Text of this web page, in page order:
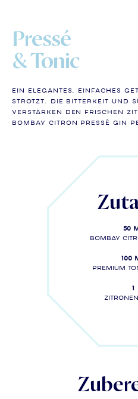
Pressé
& Tonic
Ein elegantes, einfaches
strotzt. Die Bitterkeit und
verstärken den frischen
Bombay Citron Pressé Gin
50
Bombay
100
Premium
1